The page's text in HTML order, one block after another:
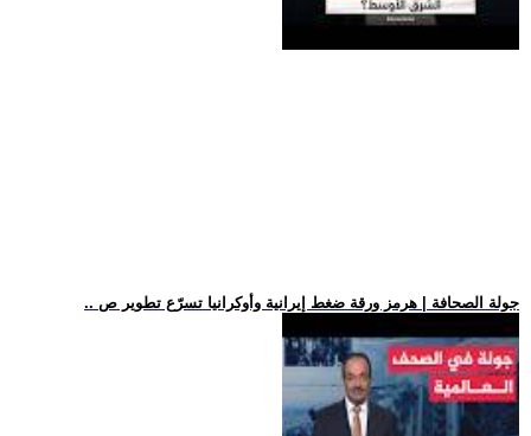
.. جولة الصحافة | هرمز ورقة ضغط إيرانية وأوكرانيا تسرّع تطوير ص